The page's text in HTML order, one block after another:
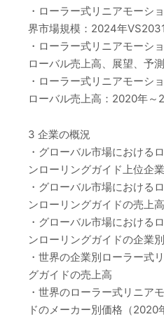
・ローラー式リニアモーシ
界市場規模：2024年
・ローラー式リニアモーシ
ローバル売上高、展望、予
・ローラー式リニアモーシ
ローバル売上高：2020年～
3 企業の概況
・グローバル市場における
ンローリングガイド上位企業
・グローバル市場における
ンローリングガイドの売上
・グローバル市場における
ンローリングガイドの企業
・世界の企業別ローラー式
グガイドの売上高
・世界のローラー式リニア
ドのメーカー別価格（2020